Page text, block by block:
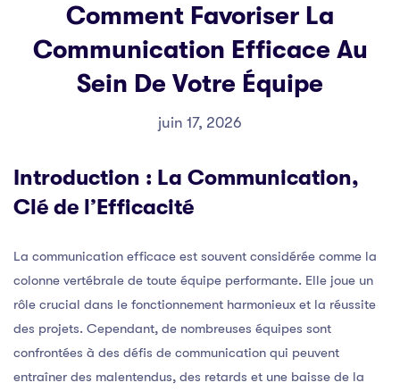
Comment Favoriser La
Communication Efficace Au
Sein De Votre Équipe
juin 17, 2026
Introduction : La Communication,
Clé de l’Efficacité
La communication efficace est souvent considérée comme la
colonne vertébrale de toute équipe performante. Elle joue un
rôle crucial dans le fonctionnement harmonieux et la réussite
des projets. Cependant, de nombreuses équipes sont
confrontées à des défis de communication qui peuvent
entraîner des malentendus, des retards et une baisse de la